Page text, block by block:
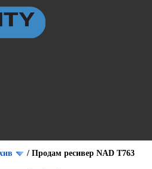
/ Продам ресивер NAD T763